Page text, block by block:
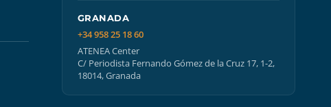
GRANADA
+34 958 25 18 60
ATENEA Center
C/ Periodista Fernando Gómez de la Cruz 17, 1-2,
18014, Granada